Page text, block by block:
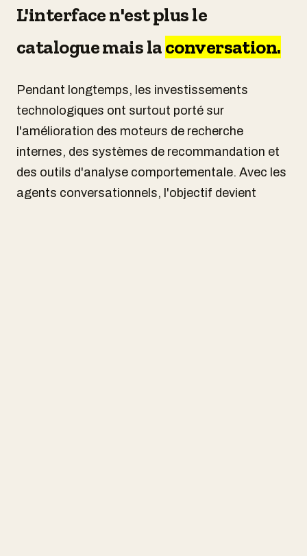
L'interface n'est plus le
catalogue mais laconversation.
Pendant longtemps, les investissements
technologiques ont surtout porté sur
l'amélioration des moteurs de recherche
internes, des systèmes de recommandation et
des outils d'analyse comportementale. Avec les
agents conversationnels, l'objectif devient